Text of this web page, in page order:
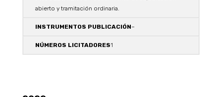
abierto y tramitación ordinaria.
–
1